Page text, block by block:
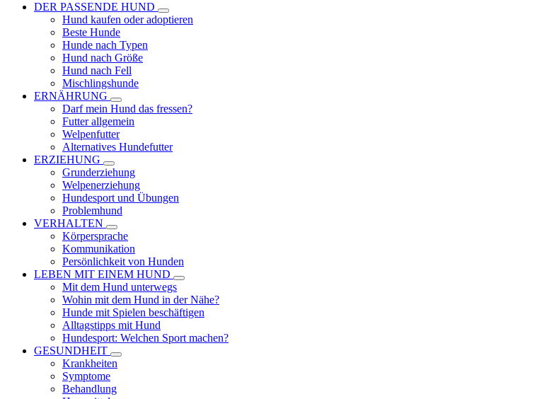
DER PASSENDE HUND
Hund kaufen oder adoptieren
Beste Hunde
Hunde nach Typen
Hund nach Größe
Hund nach Fell
Mischlingshunde
ERNÄHRUNG
Darf mein Hund das fressen?
Futter allgemein
Welpenfutter
Alternatives Hundefutter
ERZIEHUNG
Grunderziehung
Welpenerziehung
Hundesport und Übungen
Problemhund
VERHALTEN
Körpersprache
Kommunikation
Persönlichkeit von Hunden
LEBEN MIT EINEM HUND
Mit dem Hund unterwegs
Wohin mit dem Hund in der Nähe?
Hunde mit Spielen beschäftigen
Alltagstipps mit Hund
Hundesport: Welchen Sport machen?
GESUNDHEIT
Krankheiten
Symptome
Behandlung